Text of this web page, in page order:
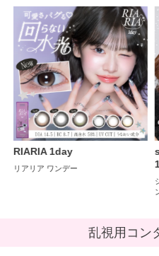
secret candymagic
1day
乱視用コン